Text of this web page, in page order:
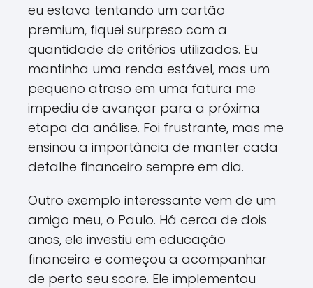
eu estava tentando um cartão
premium, fiquei surpreso com a
quantidade de critérios utilizados. Eu
mantinha uma renda estável, mas um
pequeno atraso em uma fatura me
impediu de avançar para a próxima
etapa da análise. Foi frustrante, mas me
ensinou a importância de manter cada
detalhe financeiro sempre em dia.
Outro exemplo interessante vem de um
amigo meu, o Paulo. Há cerca de dois
anos, ele investiu em educação
financeira e começou a acompanhar
de perto seu score. Ele implementou